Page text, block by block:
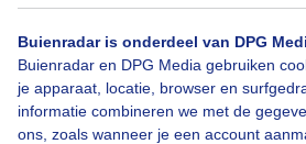
Buienradar is onderdeel van DPG
Buienradar en DPG Media gebruiken
je apparaat, locatie, browser en
informatie combineren we met de
ons, zoals wanneer je een account
Bekijk slideshow